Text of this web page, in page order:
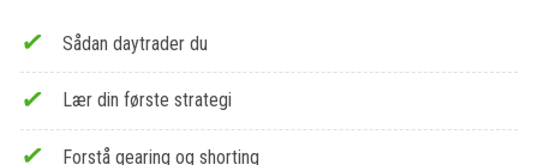
Sådan daytrader du
Lær din første strategi
Forstå gearing og shorting